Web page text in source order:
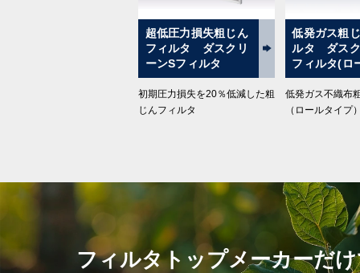
超低圧力損失粗じん
フィルタ ダスクリ
ーンSフィルタ
初期圧力損失を20％低減した粗
じんフィルタ
低発ガス粗
ルタ ダス
フィルタ(ロ
低発ガス不織布
（ロールタイプ
フィルタトップメーカーだ